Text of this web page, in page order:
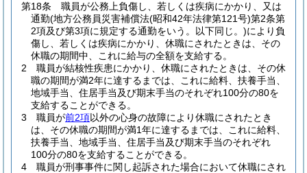
第18条
職員が公務上負傷し、若しくは疾病にかかり、又は
通勤(地方公務員災害補償法(昭和42年法律第121号)第2条第
2項及び第3項に規定する通勤をいう。以下同じ。)により負
傷し、若しくは疾病にかかり、休職にされたときは、その
休職の期間中、これに給与の全額を支給する。
2
職員が結核性疾患にかかり、休職にされたときは、その休
職の期間が満2年に達するまでは、これに給料、扶養手当、
地域手当、住居手当及び期末手当のそれぞれ100分の80を
支給することができる。
3
職員が前2項以外の心身の故障により休職にされたとき
は、その休職の期間が満1年に達するまでは、これに給料、
扶養手当、地域手当、住居手当及び期末手当のそれぞれ
100分の80を支給することができる。
4
職員が刑事事件に関し起訴された場合において休職にされ